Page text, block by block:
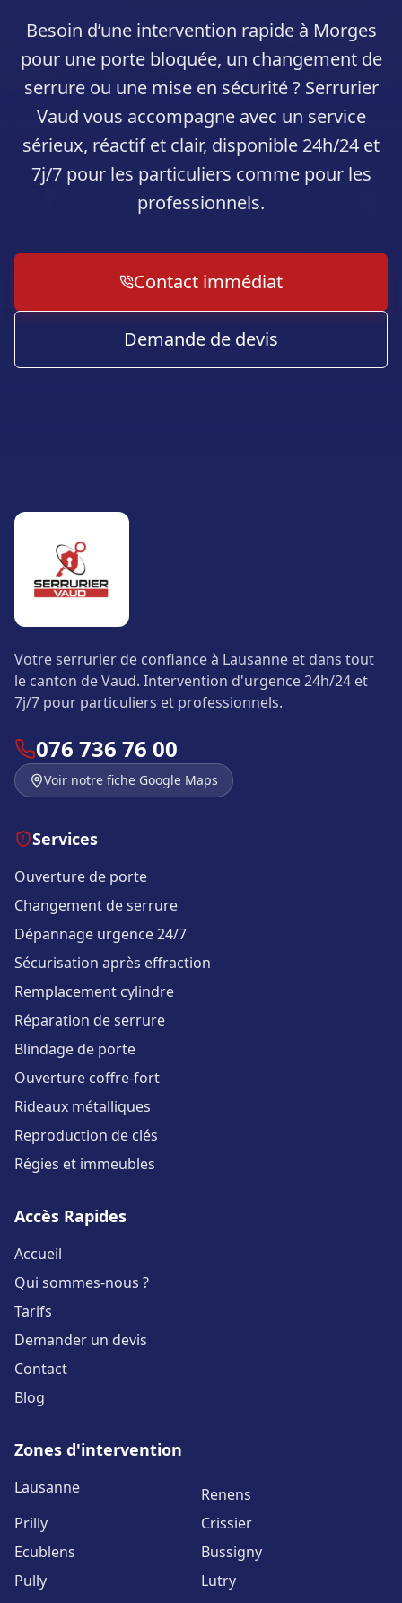
Besoin d’une intervention rapide à Morges
pour une porte bloquée, un changement de
serrure ou une mise en sécurité ? Serrurier
Vaud vous accompagne avec un service
sérieux, réactif et clair, disponible 24h/24 et
7j/7 pour les particuliers comme pour les
professionnels.
Contact immédiat
Demande de devis
Votre serrurier de confiance à Lausanne et dans tout
le canton de Vaud. Intervention d'urgence 24h/24 et
7j/7 pour particuliers et professionnels.
076 736 76 00
Voir notre fiche Google Maps
Services
Ouverture de porte
Changement de serrure
Dépannage urgence 24/7
Sécurisation après effraction
Remplacement cylindre
Réparation de serrure
Blindage de porte
Ouverture coffre-fort
Rideaux métalliques
Reproduction de clés
Régies et immeubles
Accès Rapides
Accueil
Qui sommes-nous ?
Tarifs
Demander un devis
Contact
Blog
Zones d'intervention
Lausanne
Renens
Prilly
Crissier
Ecublens
Bussigny
Pully
Lutry